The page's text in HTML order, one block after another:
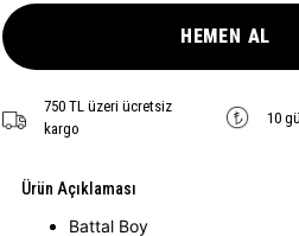
HEMEN AL
750 TL üzeri ücretsiz
kargo
10
Ürün Açıklaması
Battal Boy